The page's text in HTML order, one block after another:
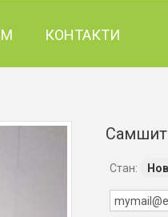
КОНТАКТИ
Самшит
Стан: